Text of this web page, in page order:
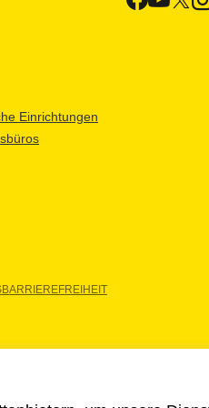
Einrichtungen
BARRIEREFREIHEIT